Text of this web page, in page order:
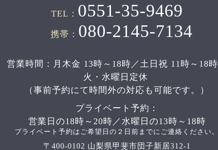
TEL： 0551-35-9469
携帯： 080-2145-7134
営業時間：月木金 13時～18時／土日祝 11時～18
火・水曜日定休
（事前予約にて時間外の対応も可能です。）
プライベート予約：
営業日の18時～20時／水曜日の13時～18時
プライベート予約はご希望日の２日前までにご連絡ください
〒400-0102 山梨県甲斐市団子新居312-1